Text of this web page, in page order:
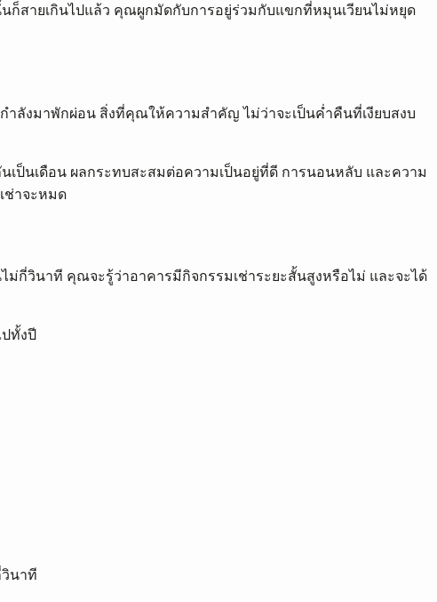
ก็สายเกินไปแล้ว คุณผูกมัดกับการอยู่ร่วมกับแขกที่หมุนเวียนไม่หยุด
ลังมาพักผ่อน สิ่งที่คุณให้ความสำคัญ ไม่ว่าจะเป็นค่ำคืนที่เงียบสงบ
ป็นเดือน ผลกระทบสะสมต่อความเป็นอยู่ที่ดี การนอนหลับ และความ
ช่าจะหมด
กี่วินาที คุณจะรู้ว่าอาคารมีกิจกรรมเช่าระยะสั้นสูงหรือไม่ และจะได้
ทั้งปี
นาที